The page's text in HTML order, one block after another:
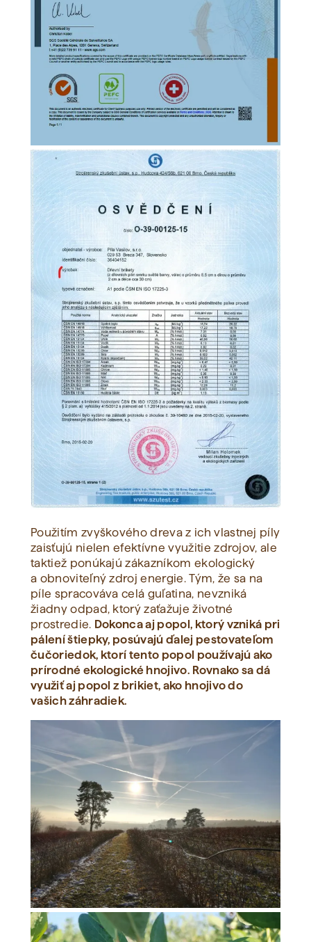
Použitím zvyškového dreva z ich vlastnej píly
zaisťujú nielen efektívne využitie zdrojov, ale
taktiež ponúkajú zákazníkom ekologický
a obnoviteľný zdroj energie. Tým, že sa na
píle spracováva celá guľatina, nevzniká
žiadny odpad, ktorý zaťažuje životné
prostredie. Dokonca aj popol, ktorý vzniká pri
pálení štiepky, posúvajú ďalej pestovateľom
čučoriedok, ktorí tento popol používajú ako
prírodné ekologické hnojivo. Rovnako sa dá
využiť aj popol z brikiet, ako hnojivo do
vašich záhradiek.